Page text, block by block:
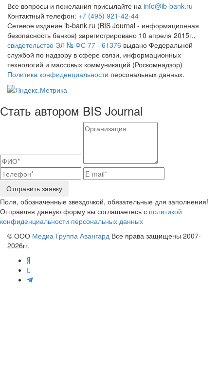
Все вопросы и пожелания присылайте на info@ib-bank.ru
Контактный телефон: +7 (495) 921-42-44
Сетевое издание ib-bank.ru (BIS Journal - информационная
безопасность банков) зарегистрировано 10 апреля 2015г.,
свидетельство ЭЛ № ФС 77 - 61376 выдано Федеральной
службой по надзору в сфере связи, информационных
технологий и массовых коммуникаций (Роскомнадзор)
Политика конфиденциальности персональных данных.
Стать автором BIS Journal
Отправить заявку
Поля, обозначенные звездочкой, обязательные для заполнения!
Отправляя данную форму вы соглашаетесь с политикой
конфиденциальности персональных данных
© ООО Медиа Группа Авангард Все права защищены 2007-
2026гг.